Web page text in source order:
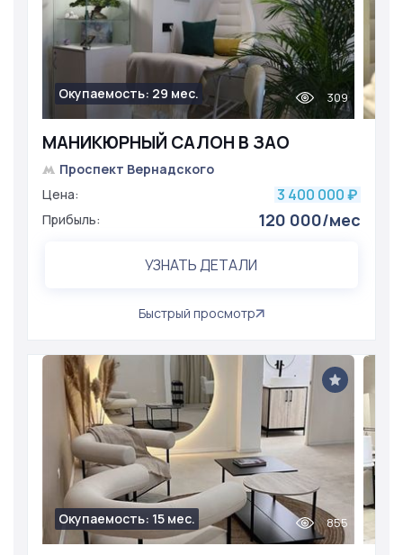
МАНИКЮРНЫЙ САЛОН В ЗАО
Окупаемость: 29 мес. 309
Проспект Вернадского
Цена:
3 400 000 ₽
Прибыль: 120 000/мес
УЗНАТЬ ДЕТАЛИ
Быстрый просмотр
Окупаемость: 15 мес. 855